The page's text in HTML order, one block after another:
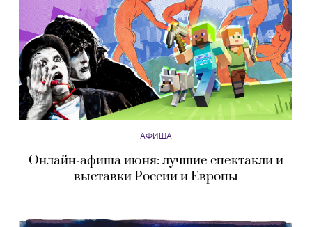
АФИША
Онлайн-афиша июня: лучшие спектакли и
выставки России и Европы